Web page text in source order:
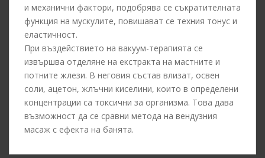
и механични фактори, подобрява се съкратителната
функция на мускулите, повишават се техния тонус и
еластичност.
При въздействието на вакуум-терапията се
извършва отделяне на екстракта на мастните и
потните жлези. В неговия състав влизат, освен
соли, ацетон, жлъчни киселини, които в определени
концентрации са токсични за организма. Това дава
възможност да се сравни метода на вендузния
масаж с ефекта на банята.